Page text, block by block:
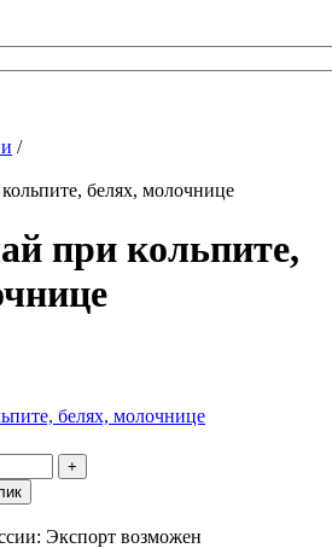
/
белях, молочнице
при кольпите,
+
Экспорт возможен